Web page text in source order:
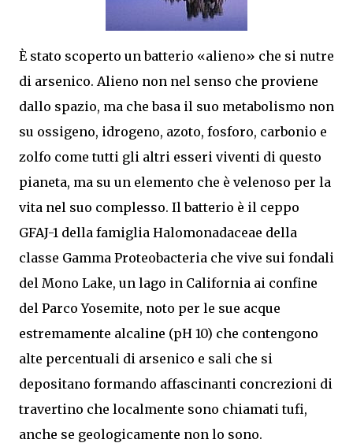
È stato scoperto un batterio «alieno» che si nutre
di arsenico. Alieno non nel senso che proviene
dallo spazio, ma che basa il suo metabolismo non
su ossigeno, idrogeno, azoto, fosforo, carbonio e
zolfo come tutti gli altri esseri viventi di questo
pianeta, ma su un elemento che è velenoso per la
vita nel suo complesso. Il batterio è il ceppo
GFAJ-1 della famiglia Halomonadaceae della
classe Gamma Proteobacteria che vive sui fondali
del Mono Lake, un lago in California ai confine
del Parco Yosemite, noto per le sue acque
estremamente alcaline (pH 10) che contengono
alte percentuali di arsenico e sali che si
depositano formando affascinanti concrezioni di
travertino che localmente sono chiamati tufi,
anche se geologicamente non lo sono.